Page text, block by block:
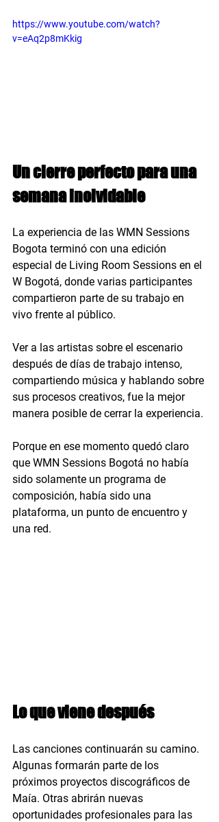
https://www.youtube.com/watch?
v=eAq2p8mKkig
Un cierre perfecto para una
semana inolvidable
La experiencia de las WMN Sessions
Bogota terminó con una edición
especial de Living Room Sessions en el
W Bogotá, donde varias participantes
compartieron parte de su trabajo en
vivo frente al público.
Ver a las artistas sobre el escenario
después de días de trabajo intenso,
compartiendo música y hablando sobre
sus procesos creativos, fue la mejor
manera posible de cerrar la experiencia.
Porque en ese momento quedó claro
que WMN Sessions Bogotá no había
sido solamente un programa de
composición, había sido una
plataforma, un punto de encuentro y
una red.
Lo que viene después
Las canciones continuarán su camino.
Algunas formarán parte de los
próximos proyectos discográficos de
Maía. Otras abrirán nuevas
oportunidades profesionales para las